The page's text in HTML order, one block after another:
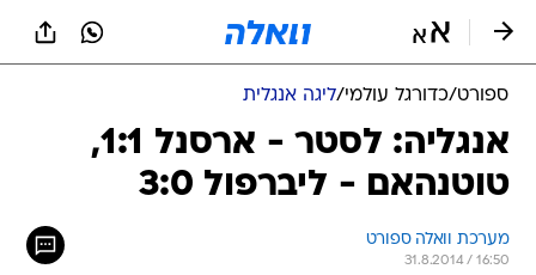
ספורט/כדורגל עולמי/ליגה אנגלית
אנגליה: לסטר - ארסנל 1:1,
טוטנהאם - ליברפול 3:0
מערכת וואלה ספורט
31.8.2014 / 16:50